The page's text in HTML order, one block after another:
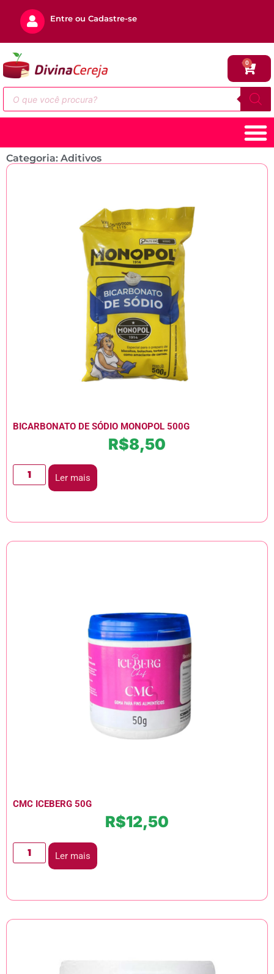
Entre ou Cadastre-se
0
Categoria: Aditivos
BICARBONATO DE SÓDIO MONOPOL 500G
R$8,50
Ler mais
CMC ICEBERG 50G
R$12,50
Ler mais